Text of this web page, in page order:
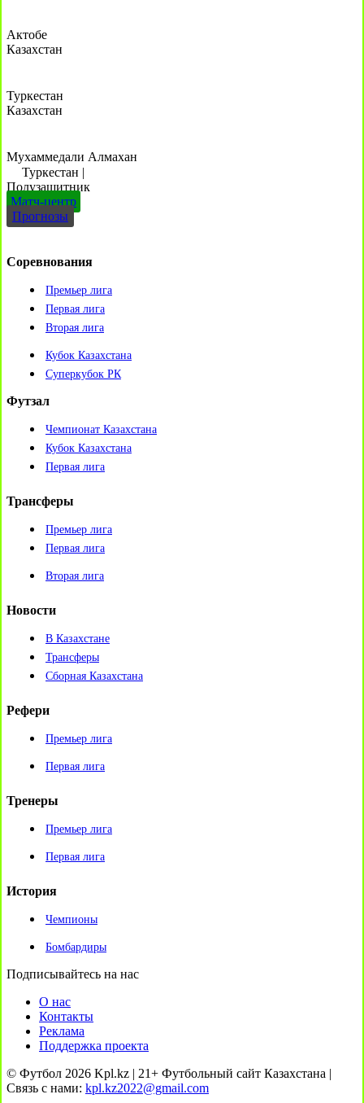
Актобе
Казахстан
Туркестан
Казахстан
Мухаммедали Алмахан
Туркестан |
Полузащитник
Матч-центр
Прогнозы
Соревнования
Премьер лига
Первая лига
Вторая лига
Кубок Казахстана
Суперкубок РК
Футзал
Чемпионат Казахстана
Кубок Казахстана
Первая лига
Трансферы
Премьер лига
Первая лига
Вторая лига
Новости
В Казахстане
Трансферы
Сборная Казахстана
Рефери
Премьер лига
Первая лига
Тренеры
Премьер лига
Первая лига
История
Чемпионы
Бомбардиры
Подписывайтесь на нас
О нас
Контакты
Реклама
Поддержка проекта
© Футбол 2026 Kpl.kz | 21+ Футбольный сайт Казахстана |
Связь с нами: kpl.kz2022@gmail.com